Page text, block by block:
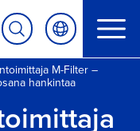
M-Filter –
hankintaa